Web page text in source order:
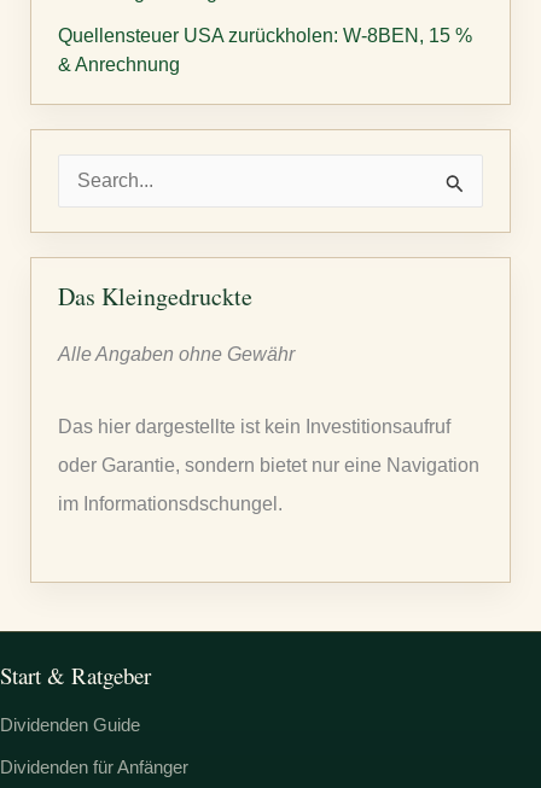
Quellensteuer USA zurückholen: W-8BEN, 15 %
& Anrechnung
h
n
Das Kleingedruckte
Alle Angaben ohne Gewähr
Das hier dargestellte ist kein Investitionsaufruf
oder Garantie, sondern bietet nur eine Navigation
im Informationsdschungel.
Start & Ratgeber
Dividenden Guide
Dividenden für Anfänger